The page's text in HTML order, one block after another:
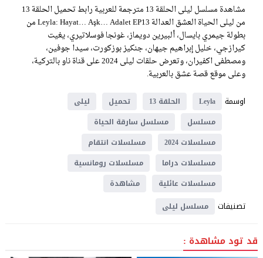
مشاهدة مسلسل ليلى الحلقة 13 مترجمة للعربية رابط تحميل الحلقة 13
من ليلى الحياة العشق العدالة Leyla: Hayat… Aşk… Adalet EP13 من
بطولة جيمري بايسال، ألبيرين دويماز، غونجا فوسلاتيري، يغيت
كيرازجي، خليل إبراهيم جيهان، جنكيز بوزكورت، سيدا جوفين،
ومصطفى اكفيران، وتعرض حلقات ليلى 2024 على قناة ناو بالتركية،
وعلى موقع قصة عشق بالعربية.
اوسمة
Leyla الحلقة 13 تحميل
ليلى
مسلسل
مسلسل سارقة الحياة
مسلسلات 2024
مسلسلات انتقام
مسلسلات دراما
مسلسلات رومانسية
مسلسلات عائلية
مشاهدة
تصنيفات مسلسل ليلى
قد تود مشاهدة :